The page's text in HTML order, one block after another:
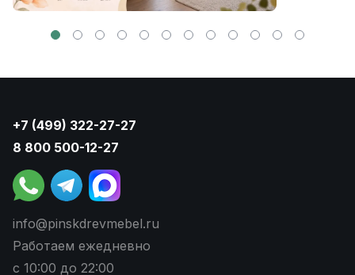
+7 (499) 322-27-27
8 800 500-12-27
info@pinskdrevmebel.ru
Работаем ежедневно
с 10:00 до 22:00